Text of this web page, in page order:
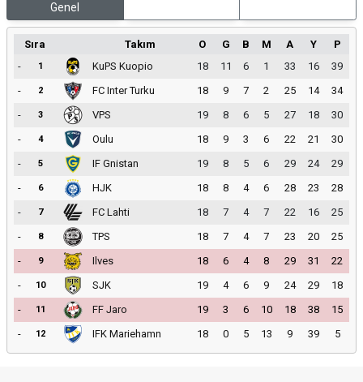
Genel
Sıra Takım O G B M A Y
P
-
1 KuPS Kuopio 18 11 6 1 33 16
39
-
2 FC Inter Turku 18 9 7 2 25 14
34
-
3 VPS 19 8 6 5 27 18
30
-
4 Oulu 18 9 3 6 22 21
30
-
5 IF Gnistan 19 8 5 6 29 24
29
-
6 HJK 18 8 4 6 28 23
28
-
7 FC Lahti 18 7 4 7 22 16
25
-
8 TPS 18 7 4 7 23 20
25
-
9 Ilves 18 6 4 8 29 31
22
-
10 SJK 19 4 6 9 24 29
18
-
11 FF Jaro 19 3 6 10 18 38
15
-
12 IFK Mariehamn 18 0 5 13 9 39 5